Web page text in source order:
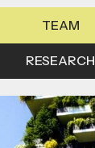
TEAM
RESEARCH